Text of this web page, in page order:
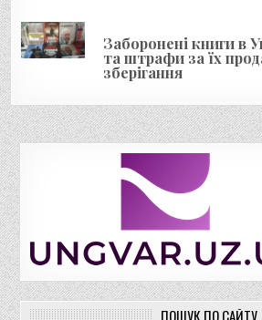
Заборонені книги в
та штрафи за їх
зберігання
ПОШУК ПО САЙТУ